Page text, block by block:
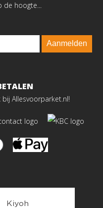
de hoogte...
Aanmelden
bij Allesvoorparket.nl!